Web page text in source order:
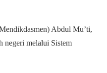
Abdul Mu’ti,
negeri melalui Sistem